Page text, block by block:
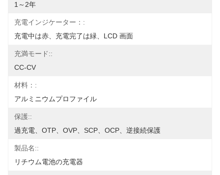
1～2年
充電インジケーター：:
充電中は赤、充電完了は緑、LCD 画面
充満モード::
CC-CV
材料：:
アルミニウムプロファイル
保護::
過充電、OTP、OVP、SCP、OCP、逆接続保護
製品名::
リチウム電池の充電器